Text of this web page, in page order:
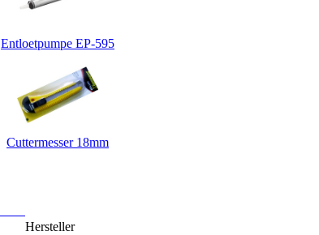
Entloetpumpe EP-595
Cuttermesser 18mm
Hersteller